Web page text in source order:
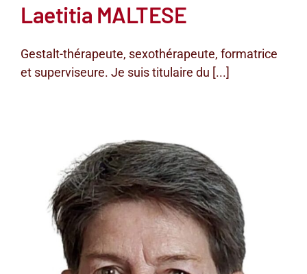
Laetitia MALTESE
Gestalt-thérapeute, sexothérapeute, formatrice
et superviseure. Je suis titulaire du [...]